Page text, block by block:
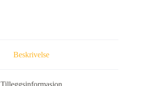
Beskrivelse